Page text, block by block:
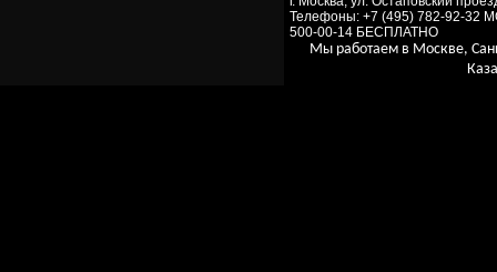
Телефоны: +7 (495) 782-92-32
500-00-14 БЕСПЛАТНО
Мы работаем в Москве,